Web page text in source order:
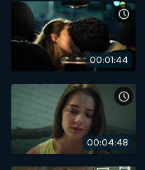
00:01:44
00:04:48